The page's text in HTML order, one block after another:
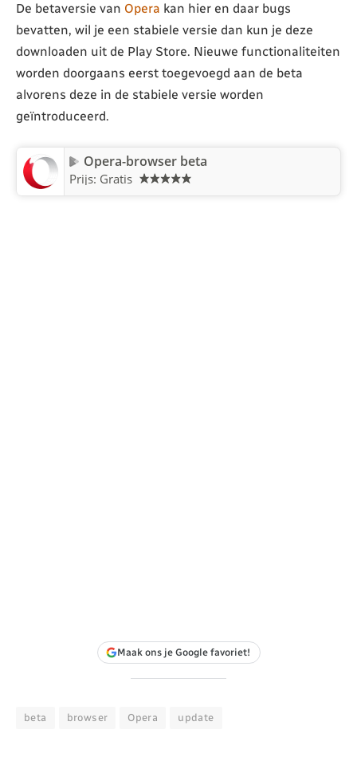
De betaversie van Opera kan hier en daar bugs
bevatten, wil je een stabiele versie dan kun je deze
downloaden uit de Play Store. Nieuwe functionaliteiten
worden doorgaans eerst toegevoegd aan de beta
alvorens deze in de stabiele versie worden
geïntroduceerd.
Opera-browser beta
Prijs: Gratis
Maak ons je Google favoriet!
beta browser Opera update